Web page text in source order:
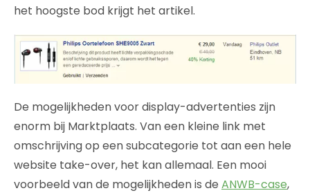
het hoogste bod krijgt het artikel.
De mogelijkheden voor display-advertenties zijn
enorm bij Marktplaats. Van een kleine link met
omschrijving op een subcategorie tot aan een hele
website take-over, het kan allemaal. Een mooi
voorbeeld van de mogelijkheden is de ANWB-case,